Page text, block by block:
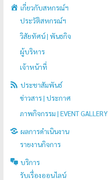
เกี่ยวกับสหกรณ์ฯ
ประวัติสหกรณ์ฯ
วิสัยทัศน์ | พันธกิจ
ผู้บริหาร
เจ้าหน้าที่
ประชาสัมพันธ์
ข่าวสาร | ประกาศ
ภาพกิจกรรม | EVENT GALLERY
ผลการดำเนินงาน
รายงานกิจการ
บริการ
รับเรื่องออนไลน์